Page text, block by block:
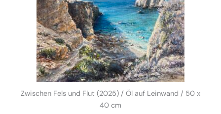
Zwischen Fels und Flut (2025) / Öl auf Leinwand / 50 x
40 cm